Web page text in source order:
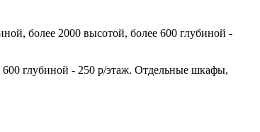
более 2000 высотой, более 600 глубиной -
глубиной - 250 р/этаж. Отдельные шкафы,